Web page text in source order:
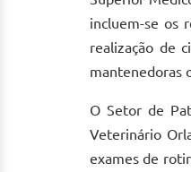
incluem-se os
realização de
mantenedoras
O Setor de
Veterinário
exames de